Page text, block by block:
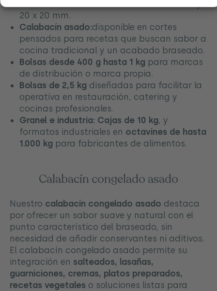
20 x 20 mm.
Calabacín asado:disponible en cortes
pensados para recetas que buscan sabor a
cocina tradicional y un acabado braseado.
Bolsas desde 400 g hasta 1 kg para marcas
de distribución o marca propia.
Bolsas de 2,5 kg diseñadas para facilitar la
operativa en restauración, catering y
cocinas profesionales.
Granel e industria: Cajas de 10 kg, y
formatos industriales en octavines de hasta
1.000 kg para fabricantes de alimentos.
Calabacín congelado asado
Nuestro calabacín congelado asado destaca
por ofrecer un sabor suave y natural con el
punto característico del braseado, sin
necesidad de añadir conservantes ni aditivos.
El calabacín congelado asado permite su
integración en salteados, lasañas,
guarniciones, cremas, platos preparados,
recetas vegetales o soluciones listas para